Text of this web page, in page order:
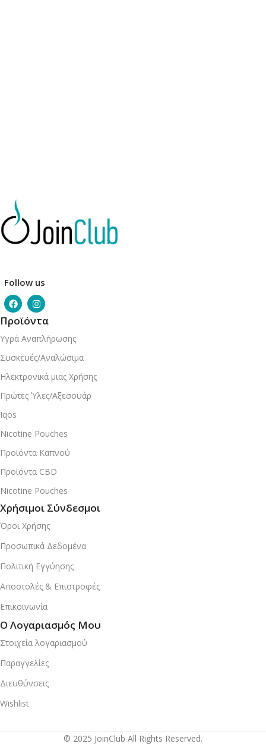
Follow us
Προϊόντα
Υγρά Αναπλήρωσης
Συσκευές/Αναλώσιμα
Ηλεκτρονικά μιας Χρήσης
Πρώτες Ύλες/Αξεσουάρ
Iqos
Nicotine Pouches
Προϊόντα Καπνού
Προϊόντα CBD
Nicotine Pouches
Χρήσιμοι Σύνδεσμοι
Όροι Χρήσης
Προσωπικά Δεδομένα
Πολιτική Εγγύησης
Αποστολές & Επιστροφές
Επικοινωνία
Ο Λογαριασμός Μου
Στοιχεία λογαριασμού
Παραγγελίες
Διευθύνσεις
Wishlist
© 2025 JoinClub All Rights Reserved.